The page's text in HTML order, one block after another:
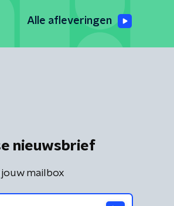
Alle afleveringen
nieuwsbrief
jouw mailbox